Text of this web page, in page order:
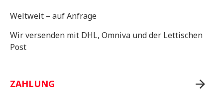
Weltweit – auf Anfrage
Wir versenden mit DHL, Omniva und der Lettischen
Post
ZAHLUNG